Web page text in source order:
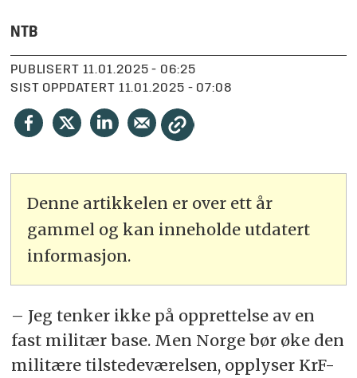
NTB
PUBLISERT
11.01.2025 - 06:25
SIST OPPDATERT
11.01.2025 - 07:08
Denne artikkelen er over ett år
gammel og kan inneholde utdatert
informasjon.
– Jeg tenker ikke på opprettelse av en
fast militær base. Men Norge bør øke den
militære tilstedeværelsen, opplyser KrF-